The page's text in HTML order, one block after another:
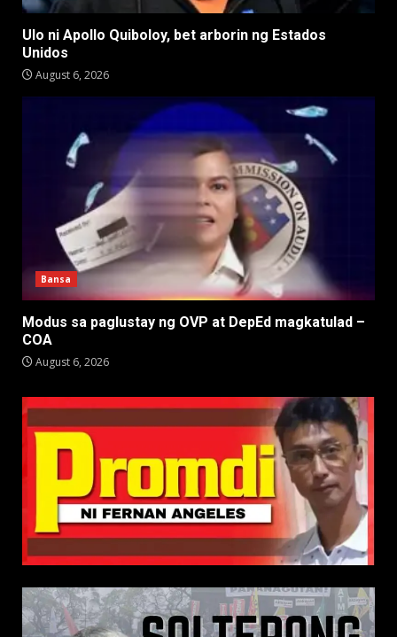
Ulo ni Apollo Quiboloy, bet arborin ng Estados
Unidos
August 6, 2026
Bansa
Modus sa paglustay ng OVP at DepEd magkatulad –
COA
August 6, 2026